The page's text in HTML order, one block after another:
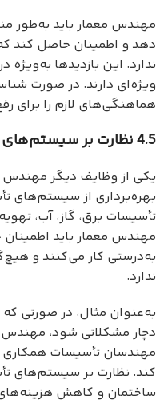
مهندس معمار باید به‌طور
دهد و اطمینان حاصل کند
ندارد. این بازدیدها
ویژه‌ای دارند. در صورت
هماهنگی‌های لازم را برای
4.5 نظارت بر سیستم‌های تأسیسات و بهره‌برداری
یکی از وظایف دیگر مهندس
بهره‌برداری از
تأسیسات برق، گاز، آب،
مهندس معمار باید
به‌درستی کار می‌کنند و
ندارد.
به‌عنوان مثال، در صورتی
دچار مشکلاتی شود، مهندس
مهندسان تأسیسات
کند. نظارت بر سیستم‌های
ساختمان و کاهش